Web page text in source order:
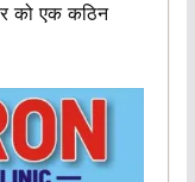
को एक कठिन